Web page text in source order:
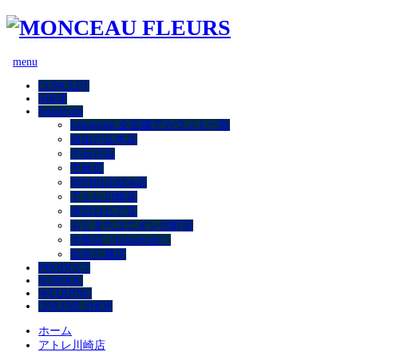
menu
CONCEPT
SHOP
Instagram
Instagram 全店舗アカウント一覧
自由が丘本店
小石川店
中延店
NISHIGINZA店
アトレ川崎店
水沢ロピア店
もとまちユニオン元町店
大船店（Instagram）
仙台三越店
PRODUCT
SCHOOL
WEDDING
ONLINE SHOP
ホーム
アトレ川崎店